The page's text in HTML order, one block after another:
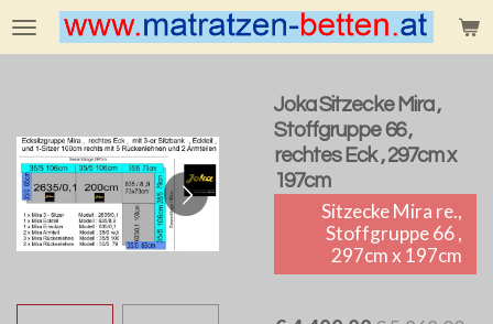
Zum
Hauptinhalt
Joka Sitzecke Mira ,
Stoffgruppe 66 ,
rechtes Eck , 297cm x
197cm
Sitzecke Mira re.,
Stoffgruppe 66 ,
297cm x 197cm